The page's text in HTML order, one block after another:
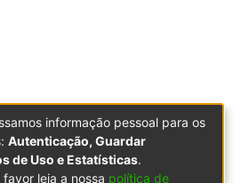
informação pessoal para os
Autenticação, Guardar
de Uso e Estatísticas.
leia a nossa política de